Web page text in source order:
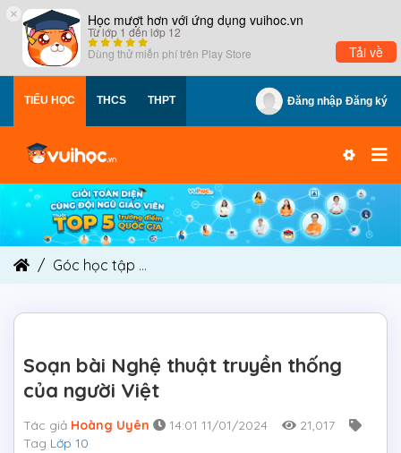
× Học mượt hơn với ứng dụng vuihoc.vn
Từ lớp 1 đến lớp 12
Dùng thử miễn phí trên Play Store Tải về
TIỂU HỌC THCS THPT Đăng nhập Đăng ký
Góc học tập
Soạn bài Nghệ thuật truyền thống
của người Việt
Tác giả Hoàng Uyên 14:01 11/01/2024
21,017
Tag Lớp 10